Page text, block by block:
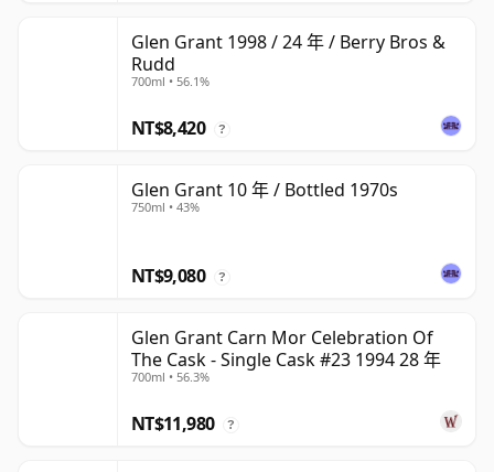
Glen Grant 1998 / 24 年 / Berry Bros &
Rudd
700ml • 56.1%
NT$8,420 ?
Glen Grant 10 年 / Bottled 1970s
750ml • 43%
NT$9,080 ?
Glen Grant Carn Mor Celebration Of
The Cask - Single Cask #23 1994 28 年
700ml • 56.3%
NT$11,980 ?